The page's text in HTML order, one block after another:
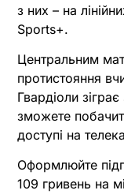
з них – на
Sports+.
Центральним
протистояння
Гвардіоли
зможете
доступі на
Оформлюйте
109 гривень на